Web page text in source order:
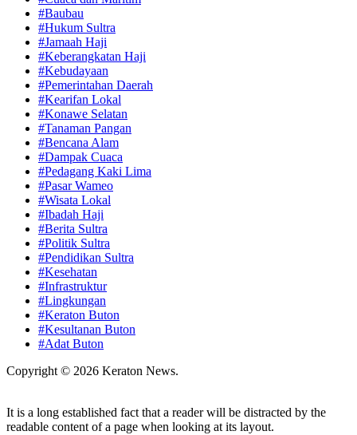
#Baubau
#Hukum Sultra
#Jamaah Haji
#Keberangkatan Haji
#Kebudayaan
#Pemerintahan Daerah
#Kearifan Lokal
#Konawe Selatan
#Tanaman Pangan
#Bencana Alam
#Dampak Cuaca
#Pedagang Kaki Lima
#Pasar Wameo
#Wisata Lokal
#Ibadah Haji
#Berita Sultra
#Politik Sultra
#Pendidikan Sultra
#Kesehatan
#Infrastruktur
#Lingkungan
#Keraton Buton
#Kesultanan Buton
#Adat Buton
Copyright © 2026 Keraton News.
It is a long established fact that a reader will be distracted by the
readable content of a page when looking at its layout.